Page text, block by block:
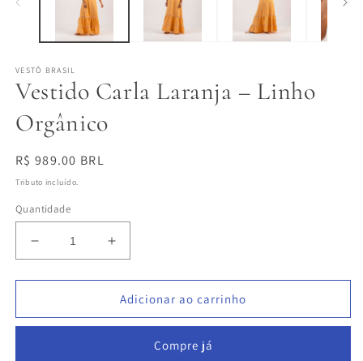
modal
VESTÔ BRASIL
Vestido Carla Laranja – Linho
Orgânico
Preço
normal
R$ 989.00 BRL
Tributo incluído.
Quantidade
Diminuir
a
quantidade
Vestido
Aumentar
a
quantidade
de
Vestido
Laranja
Adicionar ao carrinho
Compre já